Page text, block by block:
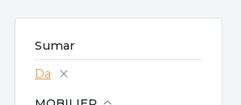
Sumar
Da